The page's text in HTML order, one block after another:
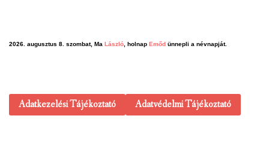
2026. augusztus 8. szombat, Ma László, holnap Emőd ünnepli a névnapját.
Adatkezelési Tájékoztató Adatvédelmi Tájékoztató